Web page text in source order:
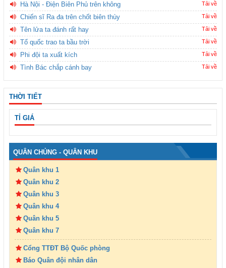
Hà Nội - Điện Biên Phủ trên không Tải về
Chiến sĩ Ra đa trên chốt biên thùy Tải về
Tên lửa ta đánh rất hay Tải về
Tổ quốc trao ta bầu trời Tải về
Phi đội ta xuất kích Tải về
Tình Bác chắp cánh bay Tải về
THỜI TIẾT
TỈ GIÁ
QUÂN CHỦNG - QUÂN KHU
Quân khu 1
Quân khu 2
Quân khu 3
Quân khu 4
Quân khu 5
Quân khu 7
Cổng TTĐT Bộ Quốc phòng
Báo Quân đội nhân dân